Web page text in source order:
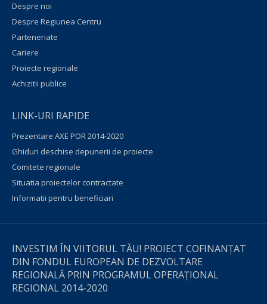
Despre noi
Despre Regiunea Centru
Parteneriate
Cariere
Proiecte regionale
Achizitii publice
LINK-URI RAPIDE
Prezentare AXE POR 2014-2020
Ghiduri deschise depunerii de proiecte
Comitete regionale
Situatia proiectelor contractate
Informatii pentru beneficiari
INVESTIM ÎN VIITORUL TĂU! PROIECT COFINANȚAT
DIN FONDUL EUROPEAN DE DEZVOLTARE
REGIONALĂ PRIN PROGRAMUL OPERAŢIONAL
REGIONAL 2014-2020